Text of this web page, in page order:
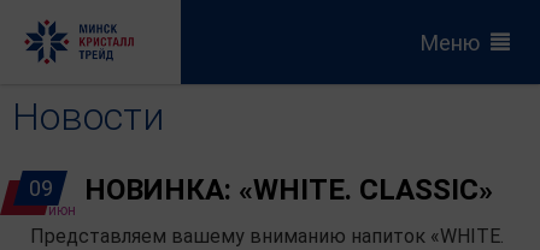
Меню
Новости
09
июн
НОВИНКА: «WHITE. CLASSIC»
Представляем вашему вниманию напиток «WHITE.